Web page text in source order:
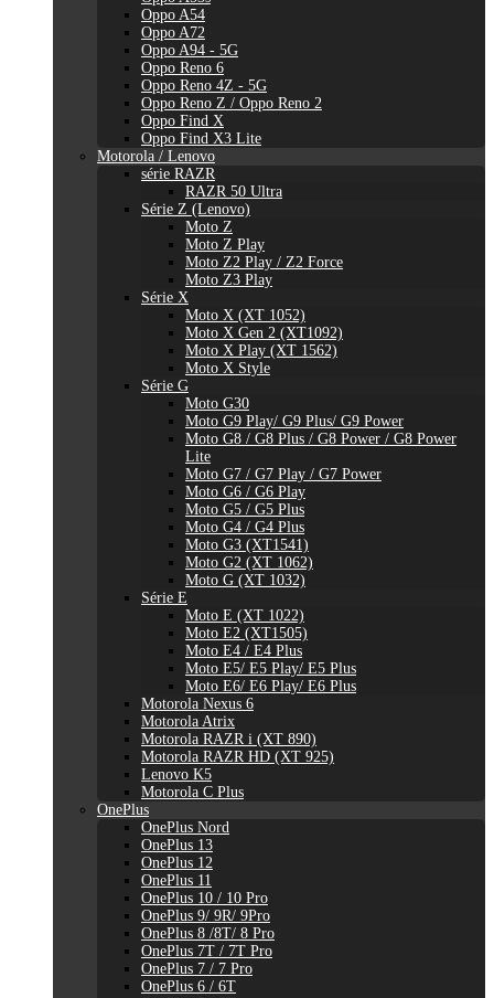
Oppo A54
Oppo A72
Oppo A94 - 5G
Oppo Reno 6
Oppo Reno 4Z - 5G
Oppo Reno Z / Oppo Reno 2
Oppo Find X
Oppo Find X3 Lite
Motorola / Lenovo
série RAZR
RAZR 50 Ultra
Série Z (Lenovo)
Moto Z
Moto Z Play
Moto Z2 Play / Z2 Force
Moto Z3 Play
Série X
Moto X (XT 1052)
Moto X Gen 2 (XT1092)
Moto X Play (XT 1562)
Moto X Style
Série G
Moto G30
Moto G9 Play/ G9 Plus/ G9 Power
Moto G8 / G8 Plus / G8 Power / G8 Power
Lite
Moto G7 / G7 Play / G7 Power
Moto G6 / G6 Play
Moto G5 / G5 Plus
Moto G4 / G4 Plus
Moto G3 (XT1541)
Moto G2 (XT 1062)
Moto G (XT 1032)
Série E
Moto E (XT 1022)
Moto E2 (XT1505)
Moto E4 / E4 Plus
Moto E5/ E5 Play/ E5 Plus
Moto E6/ E6 Play/ E6 Plus
Motorola Nexus 6
Motorola Atrix
Motorola RAZR i (XT 890)
Motorola RAZR HD (XT 925)
Lenovo K5
Motorola C Plus
OnePlus
OnePlus Nord
OnePlus 13
OnePlus 12
OnePlus 11
OnePlus 10 / 10 Pro
OnePlus 9/ 9R/ 9Pro
OnePlus 8 /8T/ 8 Pro
OnePlus 7T / 7T Pro
OnePlus 7 / 7 Pro
OnePlus 6 / 6T